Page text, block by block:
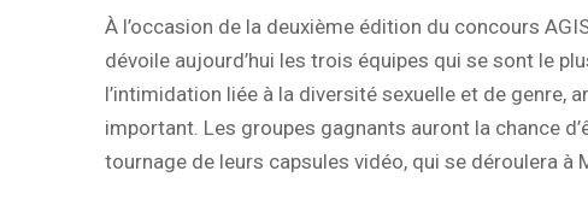
À l’occasion de la deuxième édition du concours
dévoile aujourd’hui les trois équipes qui se sont le
l’intimidation liée à la diversité sexuelle et de genre,
important. Les groupes gagnants auront la chance
tournage de leurs capsules vidéo, qui se déroulera à